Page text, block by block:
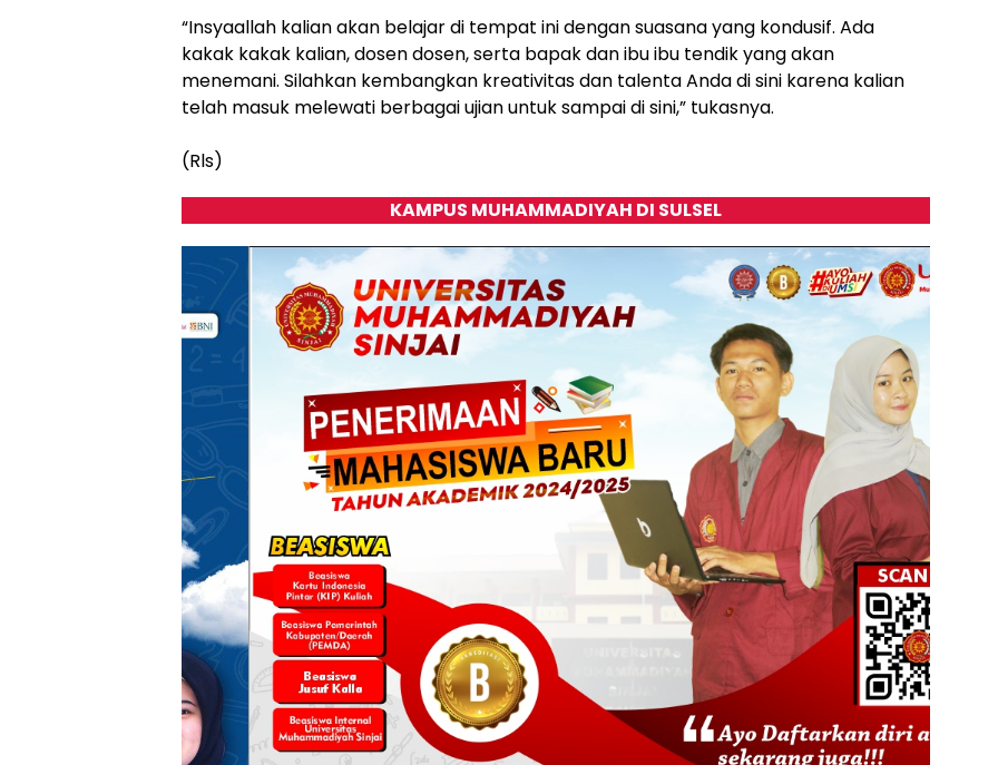
“Insyaallah kalian akan belajar di tempat ini dengan suasana yang kondusif. Ada
kakak kakak kalian, dosen dosen, serta bapak dan ibu ibu tendik yang akan
menemani. Silahkan kembangkan kreativitas dan talenta Anda di sini karena kalian
telah masuk melewati berbagai ujian untuk sampai di sini,” tukasnya.
(Rls)
KAMPUS MUHAMMADIYAH DI SULSEL